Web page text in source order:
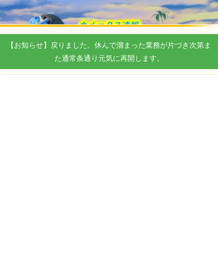
【お知らせ】戻りました。休んで溜まった業務が片づき次第ま
た通常条通り元気に再開します。